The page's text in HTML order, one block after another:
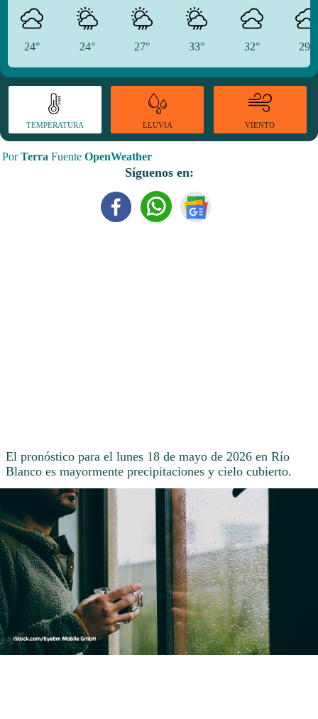
24° 24° 27° 33° 32° 29°
TEMPERATURA LLUVIA VIENTO
PorTerra Fuente OpenWeather
Síguenos en:
El pronóstico para el lunes 18 de mayo de 2026 en Río
Blanco es mayormente precipitaciones y cielo cubierto.